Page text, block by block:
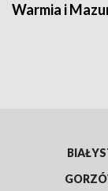
Warmia i